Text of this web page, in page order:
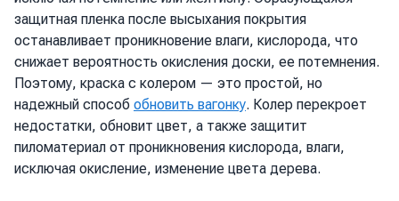
защитная пленка после высыхания покрытия
останавливает проникновение влаги, кислорода, что
снижает вероятность окисления доски, ее потемнения.
Поэтому, краска с колером — это простой, но
надежный способ обновить вагонку. Колер перекроет
недостатки, обновит цвет, а также защитит
пиломатериал от проникновения кислорода, влаги,
исключая окисление, изменение цвета дерева.